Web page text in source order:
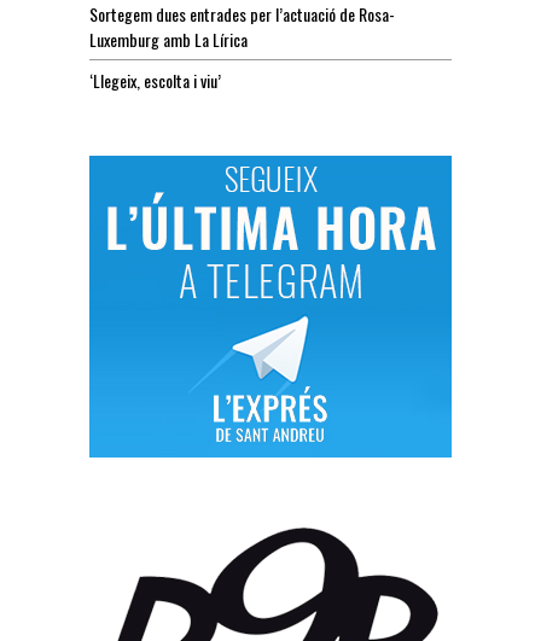
Sortegem dues entrades per l’actuació de Rosa-
Luxemburg amb La Lírica
‘Llegeix, escolta i viu’